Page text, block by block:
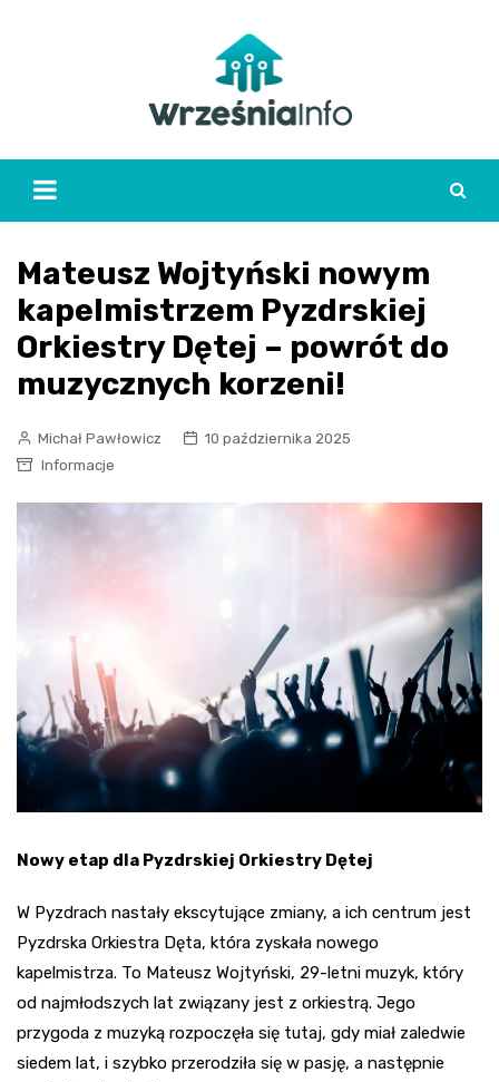
Mateusz Wojtyński nowym
kapelmistrzem Pyzdrskiej
Orkiestry Dętej – powrót do
muzycznych korzeni!
Michał Pawłowicz
10 października 2025
Informacje
Nowy etap dla Pyzdrskiej Orkiestry Dętej
W Pyzdrach nastały ekscytujące zmiany, a ich centrum jest
Pyzdrska Orkiestra Dęta, która zyskała nowego
kapelmistrza. To Mateusz Wojtyński, 29-letni muzyk, który
od najmłodszych lat związany jest z orkiestrą. Jego
przygoda z muzyką rozpoczęła się tutaj, gdy miał zaledwie
siedem lat, i szybko przerodziła się w pasję, a następnie